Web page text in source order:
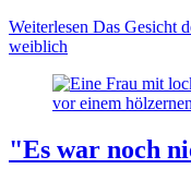
Weiterlesen Das Gesicht
weiblich
"Es war noch